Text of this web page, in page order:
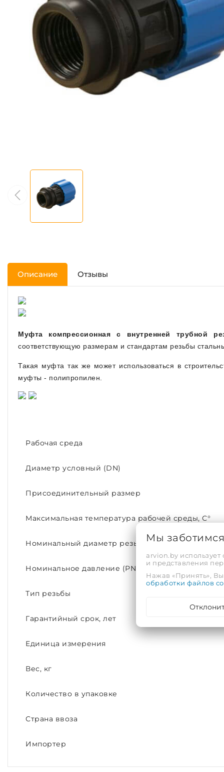
Описание Отзывы
Муфта компрессионная с внутренней трубной
соответствующую размерам и стандартам резьбы
Такая муфта так же может использоваться в
муфты - полипропилен.
Рабочая среда
Диаметр условный (DN)
Присоединительный размер
Максимальная температура рабочей среды, С°
Номинальный диаметр резьбы
Номинальное давление (PN)
Тип резьбы
Гарантийный срок, лет
Единица измерения
Вес, кг
Количество в упаковке
Страна ввоза
Импортер
Мы
arvion.by
и представления
Нажав «Принять», Вы
обработки файлов